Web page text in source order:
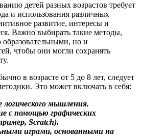
детей разных возрастов требует
и использования различных
развитие, интересы и
Важно выбирать такие методы,
образовательными, но и
чтобы они могли сохранять
в возрасте от 5 до 8 лет, следует
Это может включать в себя:
логического мышления.
с помощью графических
Scratch).
играми, основанными на